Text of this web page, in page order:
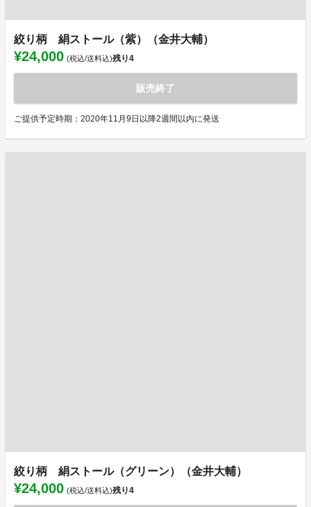
絞り柄 絹ストール（紫）（金井大輔）
¥24,000 (税込/送料込)残り4
販売終了
ご提供予定時期：2020年11月9日以降2週間以内に発送
絞り柄 絹ストール（グリーン）（金井大輔）
¥24,000 (税込/送料込)残り4